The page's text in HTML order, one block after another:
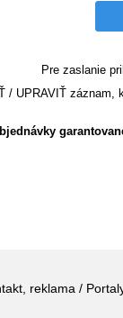
Pre zaslanie
/ UPRAVIŤ záznam,
reklama /